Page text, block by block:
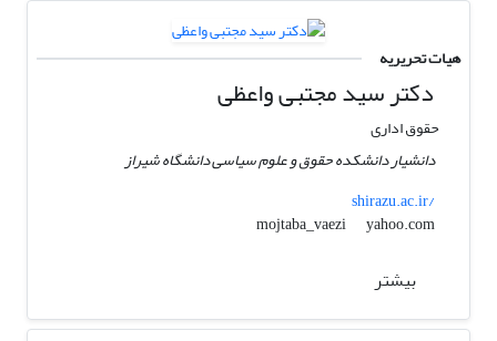
هیات تحریریه
دکتر سید مجتبی واعظی
حقوق اداری
دانشیار دانشکده حقوق و علوم سیاسی دانشگاه شیراز
shirazu.ac.ir/
mojtaba_vaezi
yahoo.com
بیشتر